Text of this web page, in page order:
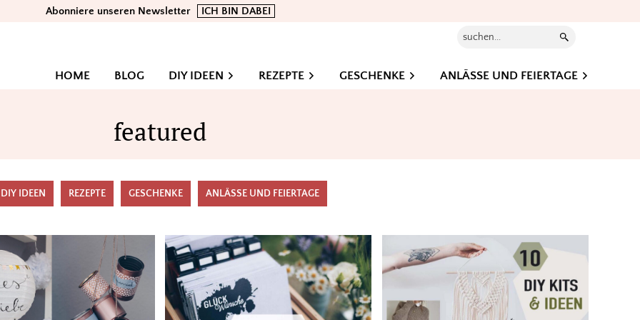
Abonniere unseren Newsletter ICH BIN DABEI
Suchen...
HOME BLOG DIY IDEEN REZEPTE GESCHENKE ANLÄSSE UND FEIERTAGE
featured
DIY IDEEN REZEPTE GESCHENKE ANLÄSSE UND FEIERTAGE